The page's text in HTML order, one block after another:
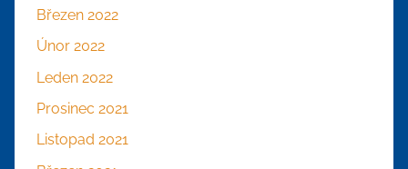
Březen 2022
Únor 2022
Leden 2022
Prosinec 2021
Listopad 2021